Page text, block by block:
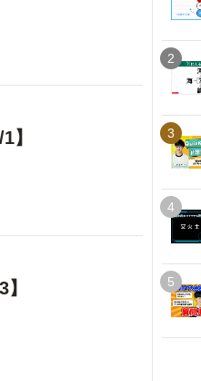
】
2
3
4
5